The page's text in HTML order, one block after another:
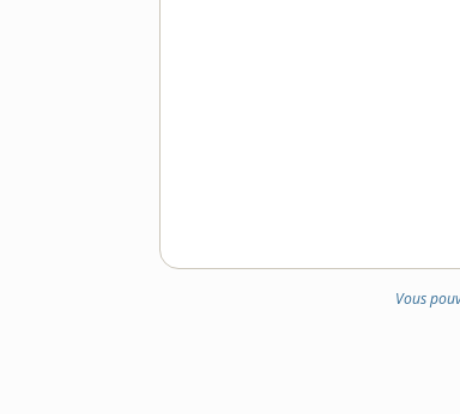
Vous